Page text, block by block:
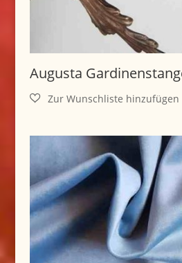
Augusta